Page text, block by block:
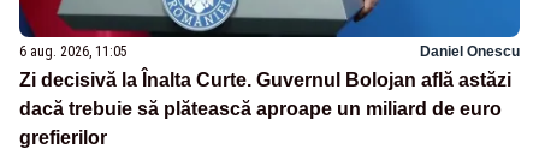
6 aug. 2026, 11:05 Daniel Onescu
Zi decisivă la Înalta Curte. Guvernul Bolojan află astăzi
dacă trebuie să plătească aproape un miliard de euro
grefierilor